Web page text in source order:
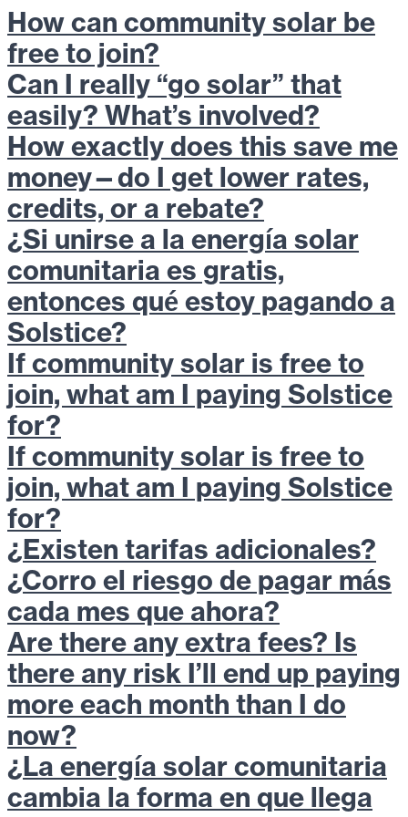
How can community solar be
free to join?
Can I really “go solar” that
easily? What’s involved?
How exactly does this save me
money—do I get lower rates,
credits, or a rebate?
¿Si unirse a la energía solar
comunitaria es gratis,
entonces qué estoy pagando a
Solstice?
If community solar is free to
join, what am I paying Solstice
for?
If community solar is free to
join, what am I paying Solstice
for?
¿Existen tarifas adicionales?
¿Corro el riesgo de pagar más
cada mes que ahora?
Are there any extra fees? Is
there any risk I’ll end up paying
more each month than I do
now?
¿La energía solar comunitaria
cambia la forma en que llega